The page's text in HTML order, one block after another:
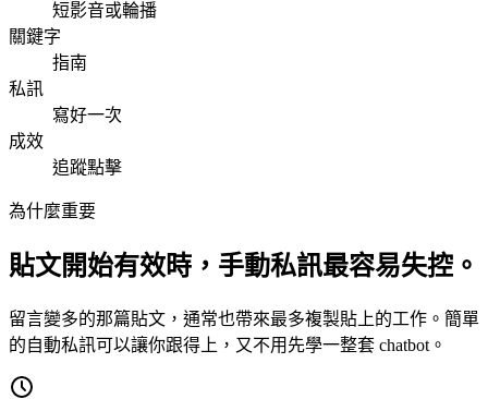
短影音或輪播
關鍵字
指南
私訊
寫好一次
成效
追蹤點擊
為什麼重要
貼文開始有效時，手動私訊最容易失控。
留言變多的那篇貼文，通常也帶來最多複製貼上的工作。簡單
的自動私訊可以讓你跟得上，又不用先學一整套 chatbot。